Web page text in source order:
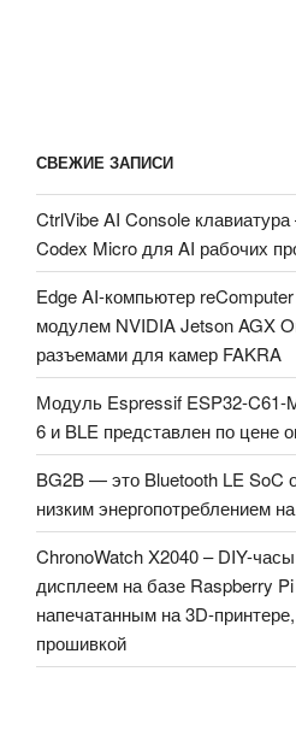
СВЕЖИЕ ЗАПИСИ
CtrlVibe AI Console
Codex Micro для AI рабочих
Edge AI-компьютер
модулем NVIDIA Jetson AGX
разъемами для камер FAKRA
Модуль Espressif ESP32-C61-
6 и BLE представлен по цене
BG2B — это Bluetooth LE SoC
низким энергопотреблением
ChronoWatch X2040 – DIY-
дисплеем на базе Raspberry
напечатанным на 3D-
прошивкой